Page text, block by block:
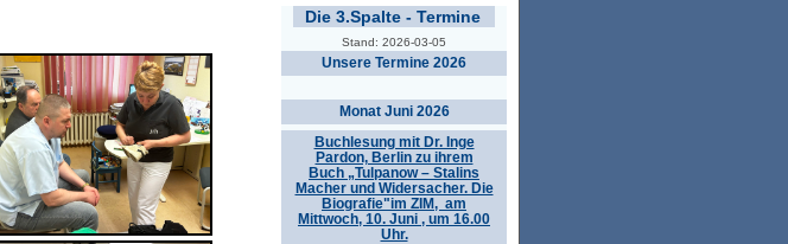
Die 3.Spalte - Termine
Stand: 2026-03-05
Unsere Termine 2026
Monat Juni 2026
Buchlesung mit Dr. Inge
Pardon, Berlin zu ihrem
Buch „Tulpanow – Stalins
Macher und Widersacher. Die
Biografie"im ZIM, am
Mittwoch, 10. Juni , um 16.00
Uhr.